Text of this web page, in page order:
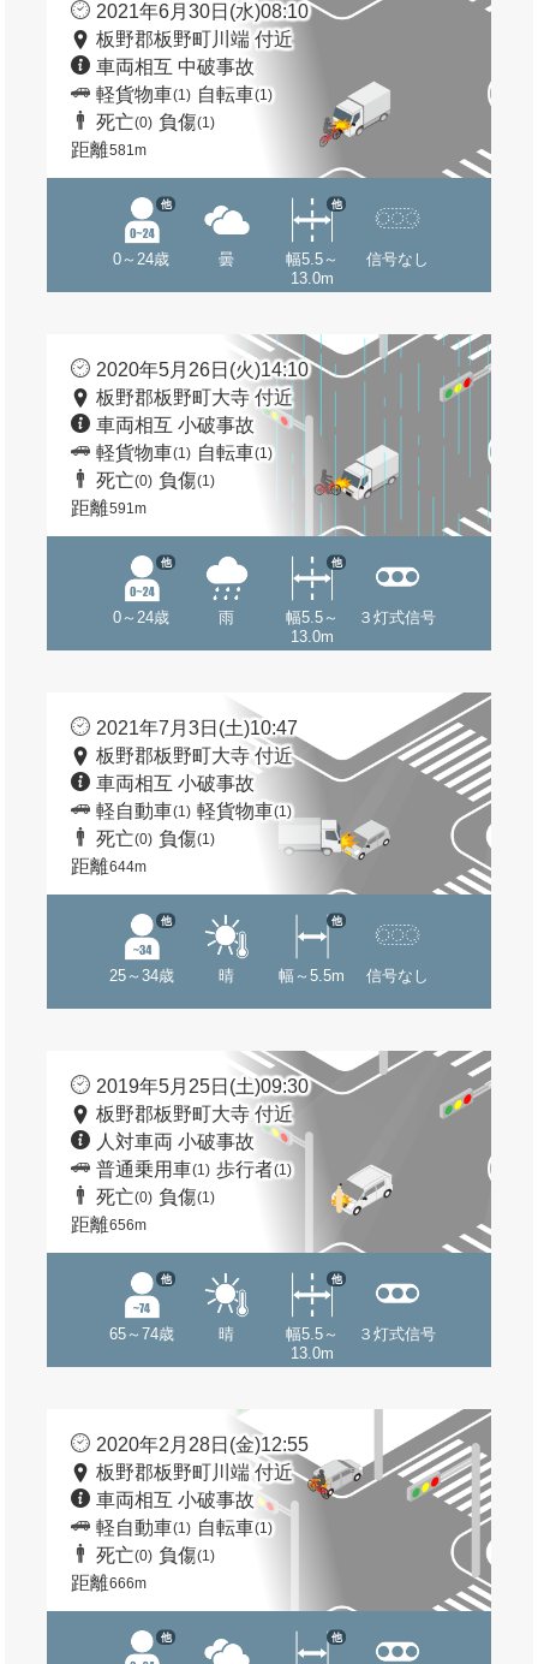
2021年6月30日(水)08:10
板野郡板野町川端 付近
車両相互 中破事故
軽貨物車(1) 自転車(1)
死亡(0) 負傷(1)
距離581m
0～24歳
他
曇
幅5.5～
13.0m
他
信号なし
2020年5月26日(火)14:10
板野郡板野町大寺 付近
車両相互 小破事故
軽貨物車(1) 自転車(1)
死亡(0) 負傷(1)
距離591m
0～24歳
他
雨
幅5.5～
13.0m
他
３灯式信号
2021年7月3日(土)10:47
板野郡板野町大寺 付近
車両相互 小破事故
軽自動車(1) 軽貨物車(1)
死亡(0) 負傷(1)
距離644m
25～34歳
他
晴 幅～5.5m
他
信号なし
2019年5月25日(土)09:30
板野郡板野町大寺 付近
人対車両 小破事故
普通乗用車(1) 歩行者(1)
死亡(0) 負傷(1)
距離656m
65～74歳
他
晴
幅5.5～
13.0m
他
３灯式信号
2020年2月28日(金)12:55
板野郡板野町川端 付近
車両相互 小破事故
軽自動車(1) 自転車(1)
死亡(0) 負傷(1)
距離666m
他 他